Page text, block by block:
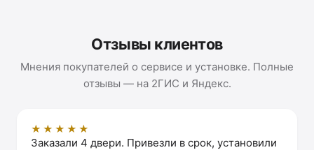
Отзывы клиентов
Мнения покупателей о сервисе и установке. Полные
отзывы — на 2ГИС и Яндекс.
★★★★★
Заказали 4 двери. Привезли в срок, установили